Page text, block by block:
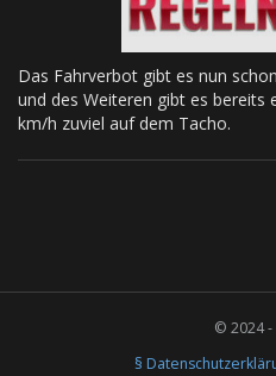
Das Fahrverbot gibt es nun
und des Weiteren gibt es bereits
km/h zuviel auf dem Tacho.
© 2024
§